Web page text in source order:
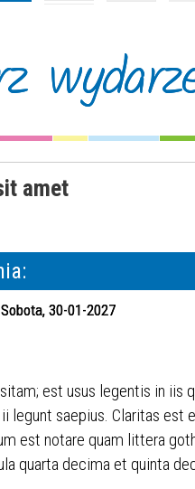
amet
Sobota, 30-01-2027
est usus legentis in
legunt saepius. Claritas
est notare quam littera
quarta decima et quinta